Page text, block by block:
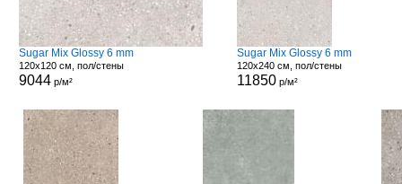
Sugar Mix Glossy 6 mm
120x120 см, пол/стены
9044р/м²
Sugar Mix Glossy 6 mm
120x240 см, пол/стены
11850 р/м²